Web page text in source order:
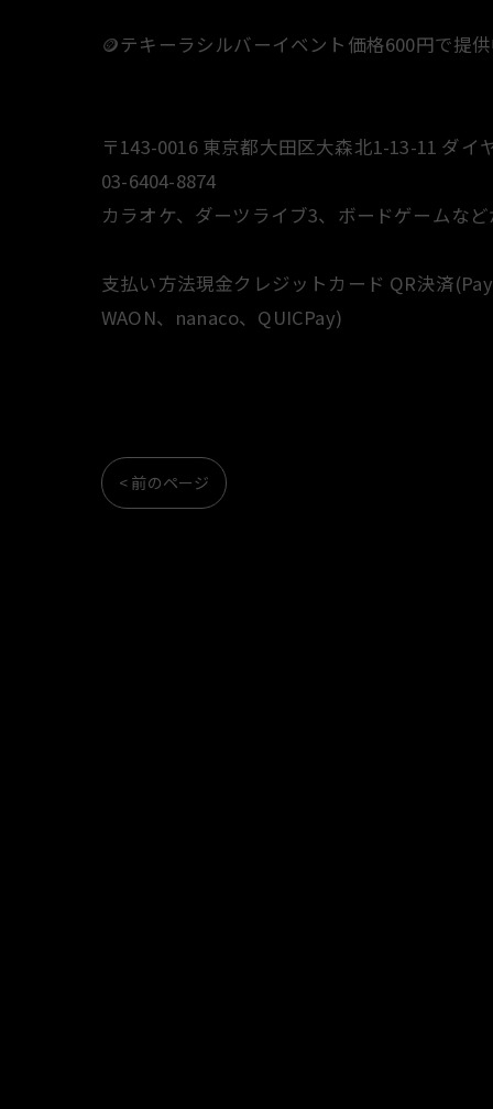
🪙テキーラシルバーイベント価格600円で提
〒143-0016 東京都大田区大森北1-13-11 ダイ
03-6404-8874
カラオケ、ダーツライブ3、ボードゲームな
支払い方法現金クレジットカード QR決済
WAON、nanaco、QUICPay)
< 前のページ